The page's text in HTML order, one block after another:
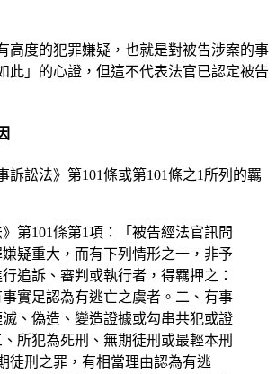
高度的犯罪嫌疑，也就是對被告涉案的事
此」的心證，但這不代表法官已認定被告
訴訟法》第101條或第101條之1所列的羈
》第101條第1項：「被告經法官訊問
疑重大，而有下列情形之一，非予
追訴、審判或執行者，得羈押之：
實足認為有逃亡之虞者。二、有事
、偽造、變造證據或勾串共犯或證
所犯為死刑、無期徒刑或最輕本刑
徒刑之罪，有相當理由認為有逃